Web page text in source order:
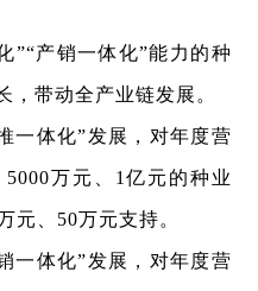
”“产销一体化”能力的种
，带动全产业链发展。
一体化”发展，对年度营
万元、1亿元的种业
元、50万元支持。
一体化”发展，对年度营